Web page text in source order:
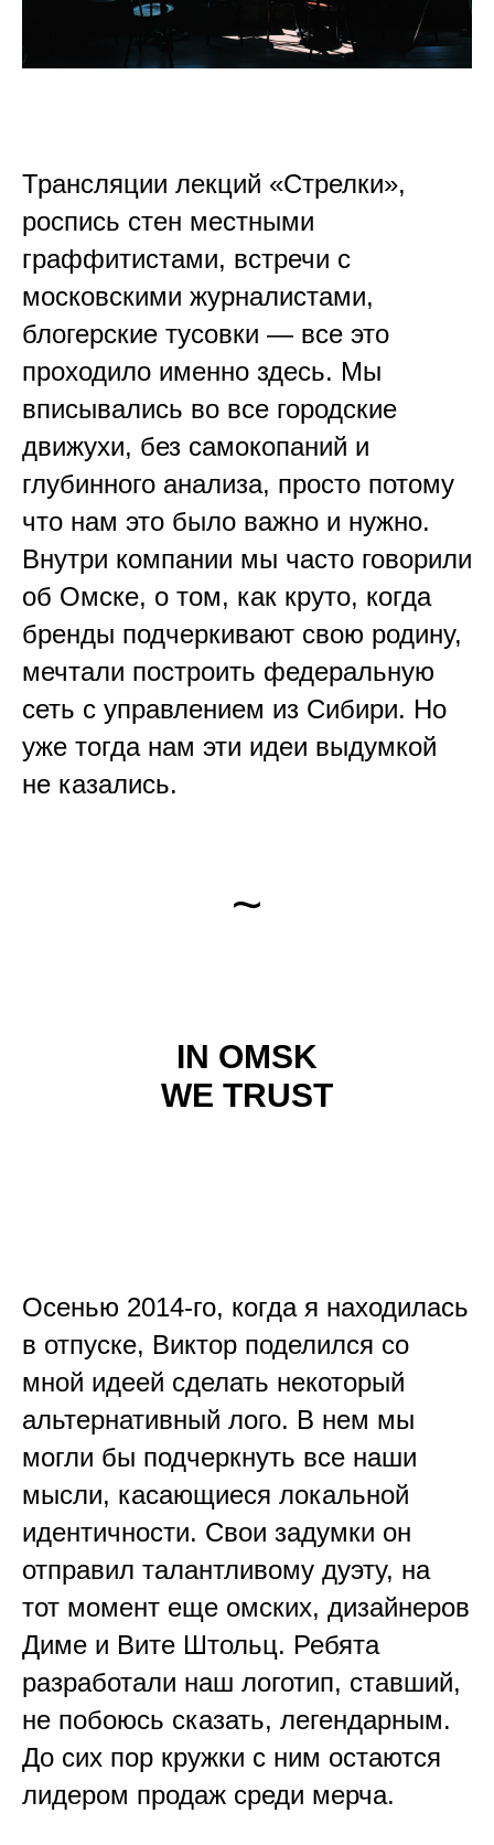
Трансляции лекций «Стрелки»,
роспись стен местными
граффитистами, встречи с
московскими журналистами,
блогерские тусовки — все это
проходило именно здесь. Мы
вписывались во все городские
движухи, без самокопаний и
глубинного анализа, просто потому
что нам это было важно и нужно.
Внутри компании мы часто говорили
об Омске, о том, как круто, когда
бренды подчеркивают свою родину,
мечтали построить федеральную
сеть с управлением из Сибири. Но
уже тогда нам эти идеи выдумкой
не казались.
~
IN OMSK
WE TRUST
Осенью 2014-го, когда я находилась
в отпуске, Виктор поделился со
мной идеей сделать некоторый
альтернативный лого. В нем мы
могли бы подчеркнуть все наши
мысли, касающиеся локальной
идентичности. Свои задумки он
отправил талантливому дуэту, на
тот момент еще омских, дизайнеров
Диме и Вите Штольц. Ребята
разработали наш логотип, ставший,
не побоюсь сказать, легендарным.
До сих пор кружки с ним остаются
лидером продаж среди мерча.